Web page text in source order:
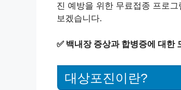
진 예방을 위한 무료접종 프로
보겠습니다.
✅ 백내장 증상과 합병증에 대한
대상포진이란?